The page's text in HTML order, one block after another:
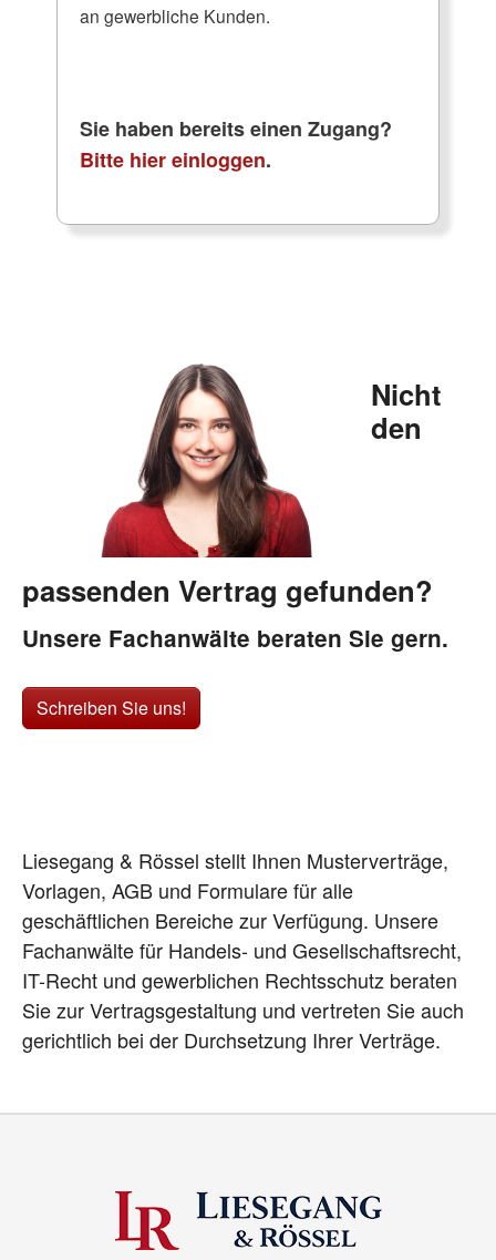
an gewerbliche Kunden.
Sie haben bereits einen Zugang?
Bitte hier einloggen.
Nicht
den
passenden Vertrag gefunden?
Unsere Fachanwälte beraten Sie gern.
Schreiben Sie uns!
Liesegang & Rössel stellt Ihnen Musterverträge,
Vorlagen, AGB und Formulare für alle
geschäftlichen Bereiche zur Verfügung. Unsere
Fachanwälte für Handels- und Gesellschaftsrecht,
IT-Recht und gewerblichen Rechtsschutz beraten
Sie zur Vertragsgestaltung und vertreten Sie auch
gerichtlich bei der Durchsetzung Ihrer Verträge.